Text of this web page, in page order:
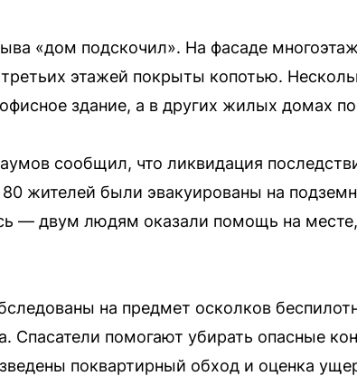
«дом подскочил». На фасаде
этажей покрыты копотью.
здание, а в других жилых домах
сообщил, что ликвидация
жителей были эвакуированы на
— двум людям оказали помощь на месте,
на предмет осколков
Спасатели помогают убирать опасные
поквартирный обход и оценка